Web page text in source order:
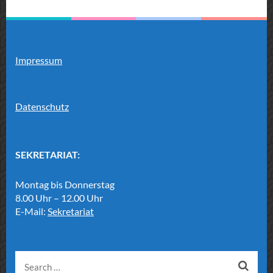
Impressum
Datenschutz
SEKRETARIAT:
Montag bis Donnerstag
8.00 Uhr – 12.00 Uhr
E-Mail: Sekretariat
Search